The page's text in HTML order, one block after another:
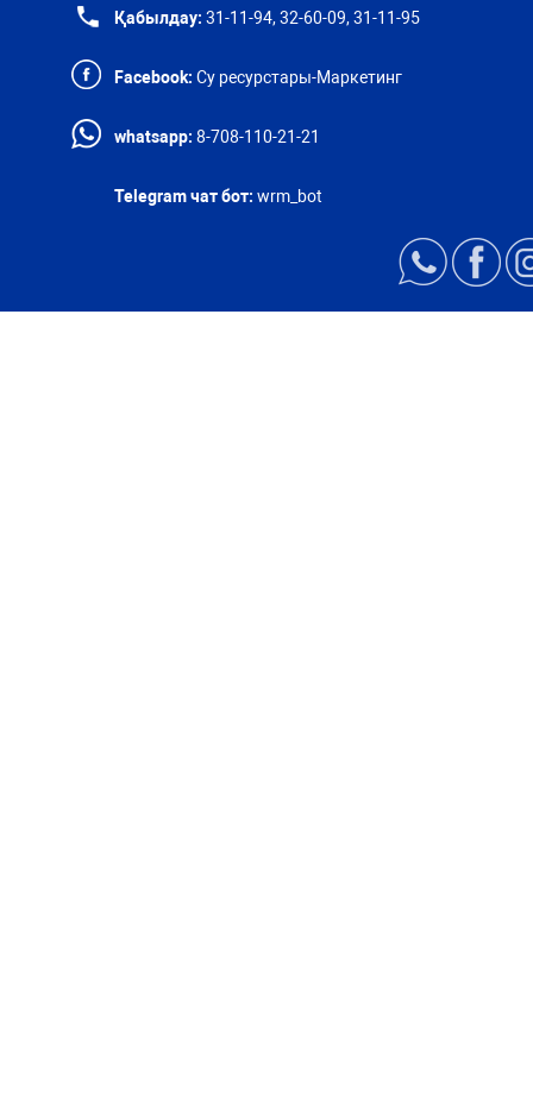
Қабылдау: 31-11-94, 32-60-09, 31-11-95
Facebook: Су ресурстары-Маркетинг
whatsapp: 8-708-110-21-21
Telegram чат бот: wrm_bot